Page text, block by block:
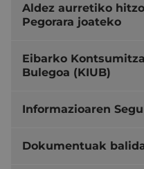
Aldez aurretiko
Pegorara joateko
Eibarko
Bulegoa (KIUB)
Informazioaren
Dokumentuak